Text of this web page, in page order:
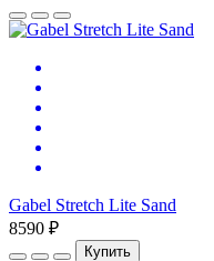
Gabel Stretch Lite Sand
8590 ₽
Купить